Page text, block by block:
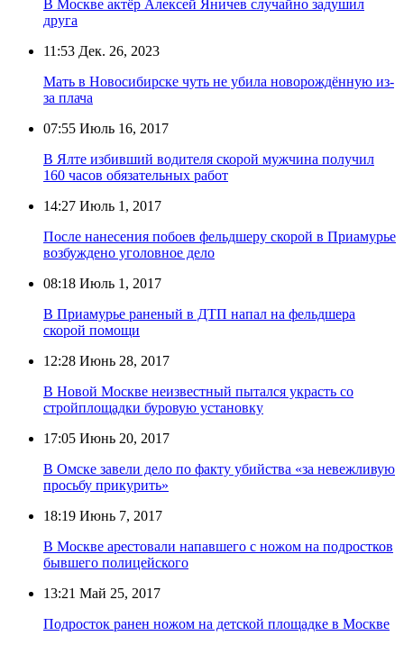
В Москве актёр Алексей Яничев случайно задушил
друга
11:53 Дек. 26, 2023
Мать в Новосибирске чуть не убила новорождённую из-
за плача
07:55 Июль 16, 2017
В Ялте избивший водителя скорой мужчина получил
160 часов обязательных работ
14:27 Июль 1, 2017
После нанесения побоев фельдшеру скорой в Приамурье
возбуждено уголовное дело
08:18 Июль 1, 2017
В Приамурье раненый в ДТП напал на фельдшера
скорой помощи
12:28 Июнь 28, 2017
В Новой Москве неизвестный пытался украсть со
стройплощадки буровую установку
17:05 Июнь 20, 2017
В Омске завели дело по факту убийства «за невежливую
просьбу прикурить»
18:19 Июнь 7, 2017
В Москве арестовали напавшего с ножом на подростков
бывшего полицейского
13:21 Май 25, 2017
Подросток ранен ножом на детской площадке в Москве